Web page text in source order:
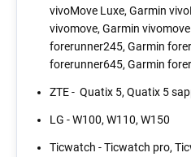
vivoMove Luxe, Garmin
vivomove, Garmin
forerunner245, Garmin
forerunner645, Garmin
ZTE - Quatix 5, Quatix 5
LG - W100, W110, W150
Ticwatch - Ticwatch pro,